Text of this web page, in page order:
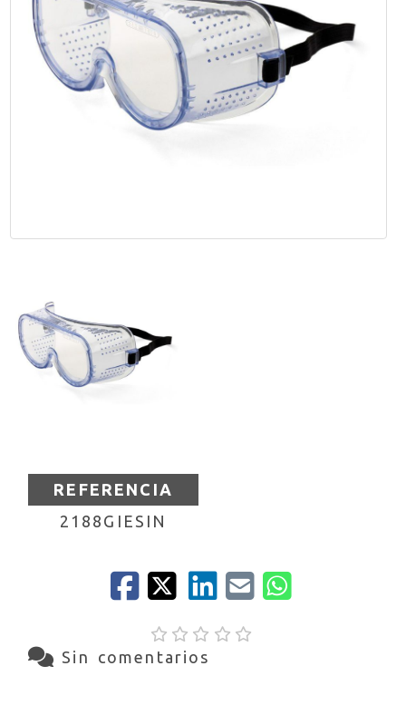
REFERENCIA
2188GIESIN
Sin comentarios